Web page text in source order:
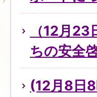
（12月
ちの安全
(12月8日